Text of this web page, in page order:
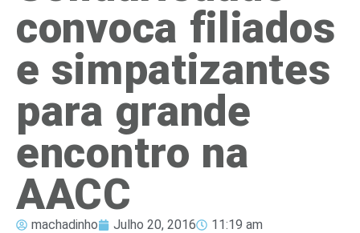
convoca filiados
e simpatizantes
para grande
encontro na
AACC
machadinho Julho 20, 2016 11:19 am